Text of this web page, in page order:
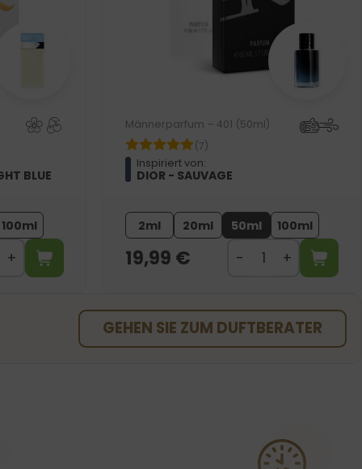
BLUE
100ml
Männerparfum – 401 (50ml)
(7)
Inspiriert von:
DIOR - SAUVAGE
2ml 20ml 50ml 100ml
19,99 €
GEHEN SIE ZUM DUFTBERATER